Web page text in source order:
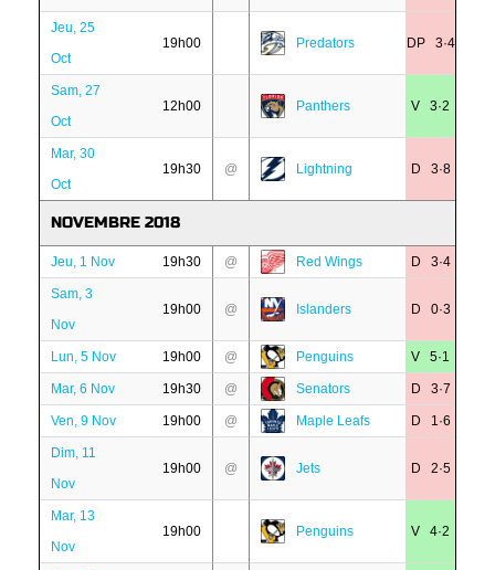
Jeu, 25
Oct
19h00 Predators DP 3·4
Sam, 27
Oct
12h00 Panthers V 3·2
Mar, 30
Oct
19h30 @ Lightning D 3·8
NOVEMBRE 2018
Jeu, 1 Nov 19h30 @ Red Wings D 3·4
Sam, 3
Nov
19h00 @ Islanders D 0·3
Lun, 5 Nov 19h00 @ Penguins V 5·1
Mar, 6 Nov 19h30 @ Senators D 3·7
Ven, 9 Nov 19h00 @ Maple Leafs D 1·6
Dim, 11
Nov
19h00 @ Jets D 2·5
Mar, 13
Nov
19h00 Penguins V 4·2